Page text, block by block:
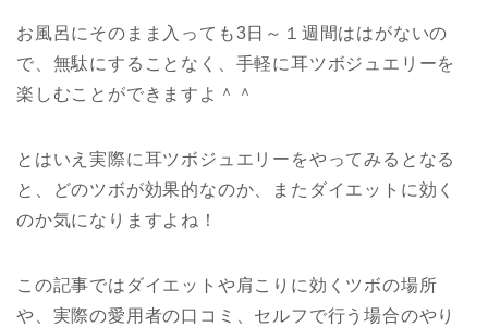
お風呂にそのまま入っても3日～１週間ははがないの
で、無駄にすることなく、手軽に耳ツボジュエリーを
楽しむことができますよ＾＾
とはいえ実際に耳ツボジュエリーをやってみるとなる
と、どのツボが効果的なのか、またダイエットに効く
のか気になりますよね！
この記事ではダイエットや肩こりに効くツボの場所
や、実際の愛用者の口コミ、セルフで行う場合のやり